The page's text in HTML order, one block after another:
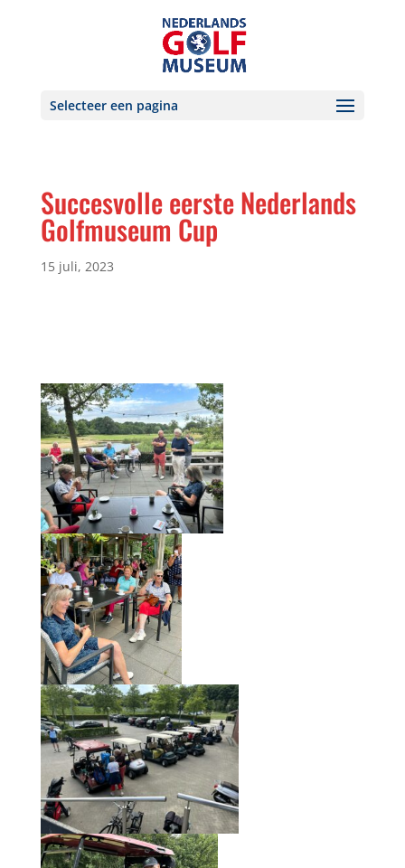
Selecteer een pagina
Succesvolle eerste Nederlands
Golfmuseum Cup
15 juli, 2023